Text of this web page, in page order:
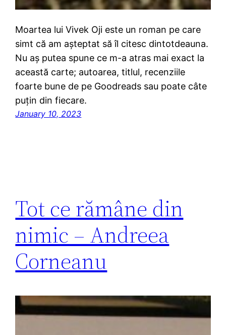
Moartea lui Vivek Oji este un roman pe care
simt că am așteptat să îl citesc dintotdeauna.
Nu aș putea spune ce m-a atras mai exact la
această carte; autoarea, titlul, recenziile
foarte bune de pe Goodreads sau poate câte
puțin din fiecare.
January 10, 2023
Tot ce rămâne din
nimic – Andreea
Corneanu